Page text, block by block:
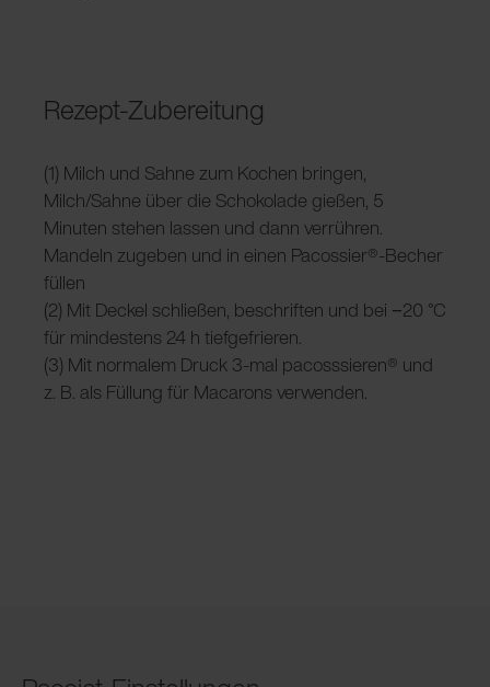
Rezept-Zubereitung
(1) Milch und Sahne zum Kochen bringen,
Milch/Sahne über die Schokolade gießen, 5
Minuten stehen lassen und dann verrühren.
Mandeln zugeben und in einen Pacossier®-Becher
füllen
(2) Mit Deckel schließen, beschriften und bei −20 °C
für mindestens 24 h tiefgefrieren.
(3) Mit normalem Druck 3-mal pacosssieren® und
z. B. als Füllung für Macarons verwenden.